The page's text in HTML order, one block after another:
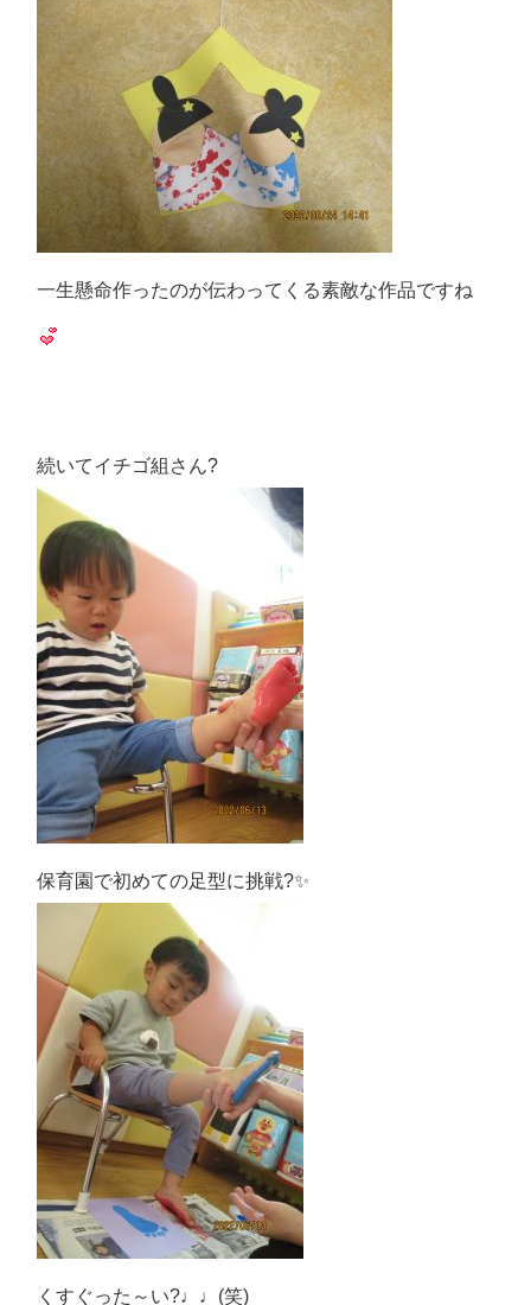
一生懸命作ったのが伝わってくる素敵な作品ですね
続いてイチゴ組さん?
保育園で初めての足型に挑戦?✨
くすぐった～い?♩♩(笑)